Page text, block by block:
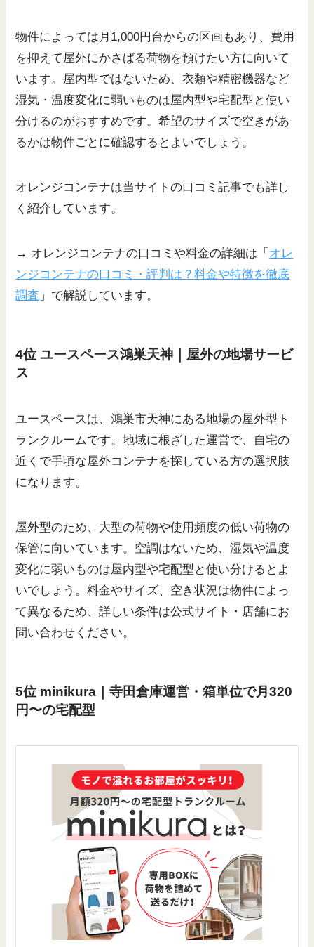
物件によっては月1,000円台からの区画もあり、費用
を抑えて屋外にかさばる荷物を預けたい方に向いて
います。屋内型ではないため、衣類や精密機器など
湿気・温度変化に弱いものは屋内型や宅配型と使い
分けるのがおすすめです。希望のサイズで空きがあ
るかは物件ごとに確認するとよいでしょう。
オレンジコンテナは当サイトの口コミ記事でも詳し
く紹介しています。
→ オレンジコンテナの口コミや料金の詳細は「 オレ
ンジコンテナの口コミ・評判は？料金や特徴を徹底
調査 」で解説しています。
4位 ユースペース鴻巣天神｜屋外の地場サービ
ス
ユースペースは、鴻巣市天神にある地場の屋外型ト
ランクルームです。地域に根ざした運営で、自宅の
近くで手頃な屋外コンテナを探している方の選択肢
になります。
屋外型のため、大型の荷物や使用頻度の低い荷物の
保管に向いています。空調はないため、湿気や温度
変化に弱いものは屋内型や宅配型と使い分けるとよ
いでしょう。料金やサイズ、空き状況は物件によっ
て異なるため、詳しい条件は公式サイト・店舗にお
問い合わせください。
5位 minikura｜寺田倉庫運営・箱単位で月320
円〜の宅配型